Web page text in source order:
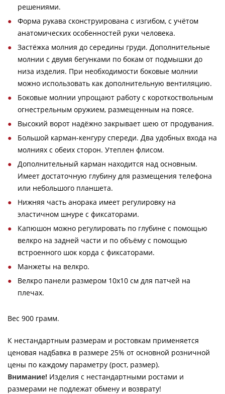
решениями.
Форма рукава сконструирована с изгибом, с учётом
анатомических особенностей руки человека.
Застёжка молния до середины груди. Дополнительные
молнии с двумя бегунками по бокам от подмышки до
низа изделия. При необходимости боковые молнии
можно использовать как дополнительную вентиляцию.
Боковые молнии упрощают работу с короткоствольным
огнестрельным оружием, размещенным на поясе.
Высокий ворот надёжно закрывает шею от продувания.
Большой карман-кенгуру спереди. Два удобных входа на
молниях с обеих сторон. Утеплен флисом.
Дополнительный карман находится над основным.
Имеет достаточную глубину для размещения телефона
или небольшого планшета.
Нижняя часть анорака имеет регулировку на
эластичном шнуре с фиксаторами.
Капюшон можно регулировать по глубине с помощью
велкро на задней части и по объёму с помощью
встроенного шок корда с фиксаторами.
Манжеты на велкро.
Велкро панели размером 10х10 см для патчей на
плечах.
Вес 900 грамм.
К нестандартным размерам и ростовкам применяется
ценовая надбавка в размере 25% от основной розничной
цены по каждому параметру (рост, размер).
Внимание! Изделия с нестандартными ростами и
размерами не подлежат обмену и возврату!